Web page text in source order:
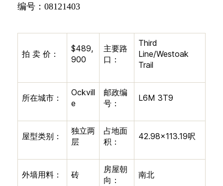
编号： 08121403
拍 卖 价：
$489,
900
主要路
口：
Third
Line/Westoak
Trail
所在城市：
Ockvill
e
邮政编
号：
L6M 3T9
屋型类别：
独立两
层
占地面
积：
42.98×113.19呎
外墙用料： 砖
房屋朝
向：
南北